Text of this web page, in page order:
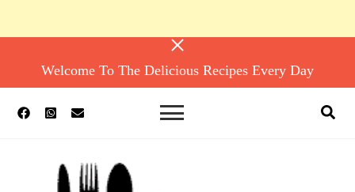
Welcome To The Delicious Recipes Every Day